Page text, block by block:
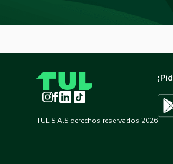
Instagram
Facebook
LinkedInTikTok
TUL S.A.S derechos reservados 2026